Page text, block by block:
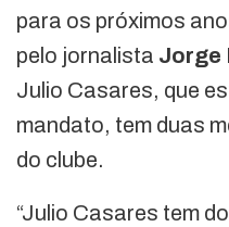
para os próximos
pelo jornalista Jorge
Julio Casares, que
mandato, tem duas
do clube.
“Julio Casares tem